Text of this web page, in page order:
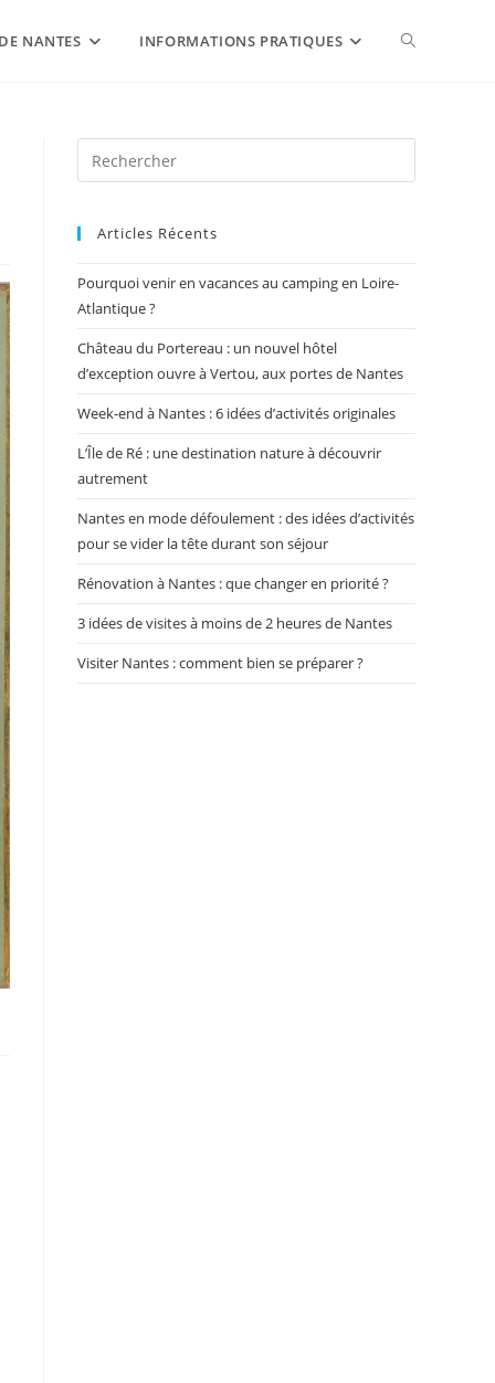
NANTES INFORMATIONS PRATIQUES
Articles Récents
Pourquoi venir en vacances au camping en Loire-
Atlantique ?
Château du Portereau : un nouvel hôtel
d’exception ouvre à Vertou, aux portes de Nantes
Week-end à Nantes : 6 idées d’activités originales
L’Île de Ré : une destination nature à découvrir
autrement
Nantes en mode défoulement : des idées d’activités
pour se vider la tête durant son séjour
Rénovation à Nantes : que changer en priorité ?
3 idées de visites à moins de 2 heures de Nantes
Visiter Nantes : comment bien se préparer ?